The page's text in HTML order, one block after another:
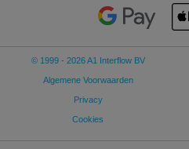
© 1999 - 2026 A1 Interflow BV
Algemene Voorwaarden
Privacy
Cookies